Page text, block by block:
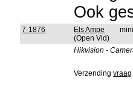
Ook
7-1876
Els Ampe
(Open Vld)
Hikvision -
Verzendingvraag